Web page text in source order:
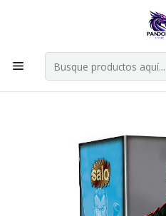
Por compras en cartas singles
Explorar
Inicio Juegos de cartas TCG
Sellado